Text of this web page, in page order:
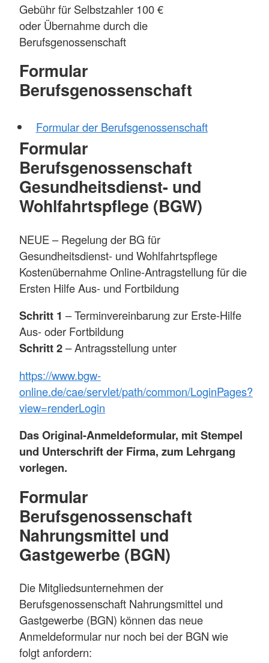
Gebühr für Selbstzahler 100 €
oder Übernahme durch die
Berufsgenossenschaft
Formular
Berufsgenossenschaft
Formular der Berufsgenossenschaft
Formular
Berufsgenossenschaft
Gesundheitsdienst- und
Wohlfahrtspflege (BGW)
NEUE – Regelung der BG für
Gesundheitsdienst- und Wohlfahrtspflege
Kostenübernahme Online-Antragstellung für die
Ersten Hilfe Aus- und Fortbildung
Schritt 1 – Terminvereinbarung zur Erste-Hilfe
Aus- oder Fortbildung
Schritt 2– Antragsstellung unter
https://www.bgw-
online.de/cae/servlet/path/common/LoginPages?
view=renderLogin
Das Original-Anmeldeformular, mit Stempel
und Unterschrift der Firma, zum Lehrgang
vorlegen.
Formular
Berufsgenossenschaft
Nahrungsmittel und
Gastgewerbe (BGN)
Die Mitgliedsunternehmen der
Berufsgenossenschaft Nahrungsmittel und
Gastgewerbe (BGN) können das neue
Anmeldeformular nur noch bei der BGN wie
folgt anfordern: